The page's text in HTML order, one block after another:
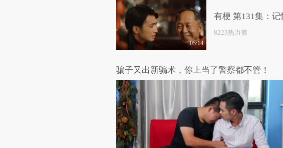
05:14
有梗 第131集：
8223热力值
骗子又出新骗术，你上当了警察都不管！